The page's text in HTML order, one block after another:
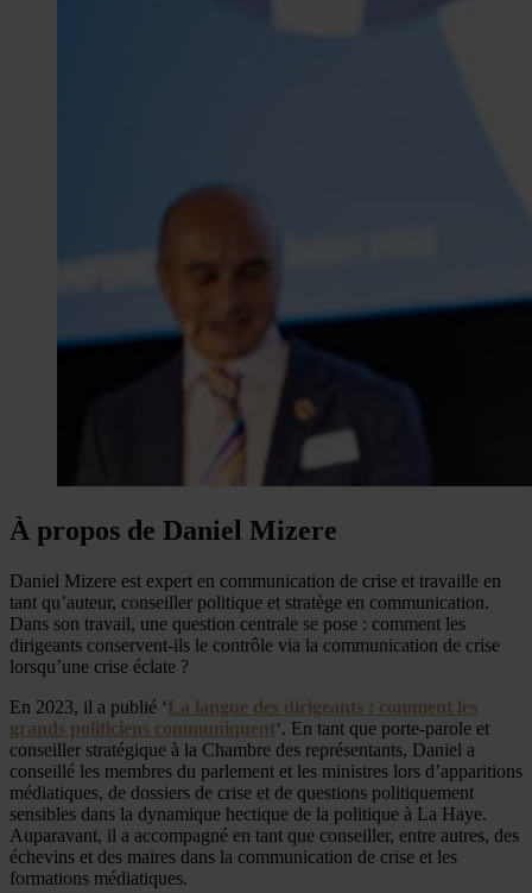
À propos de Daniel Mizere
Daniel Mizere est expert en communication de crise et travaille en
tant qu’auteur, conseiller politique et stratège en communication.
Dans son travail, une question centrale se pose : comment les
dirigeants conservent-ils le contrôle via la communication de crise
lorsqu’une crise éclate ?
En 2023, il a publié ‘La langue des dirigeants : comment les
grands politiciens communiquent‘. En tant que porte-parole et
conseiller stratégique à la Chambre des représentants, Daniel a
conseillé les membres du parlement et les ministres lors d’apparitions
médiatiques, de dossiers de crise et de questions politiquement
sensibles dans la dynamique hectique de la politique à La Haye.
Auparavant, il a accompagné en tant que conseiller, entre autres, des
échevins et des maires dans la communication de crise et les
formations médiatiques.